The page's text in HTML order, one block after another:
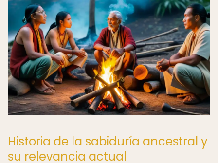
Historia de la sabiduría ancestral y
su relevancia actual